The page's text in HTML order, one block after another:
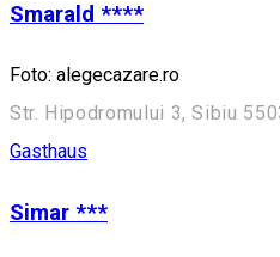
Smarald ****
Foto: alegecazare.ro
Str. Hipodromului 3, Sibiu
Gasthaus
Simar ***